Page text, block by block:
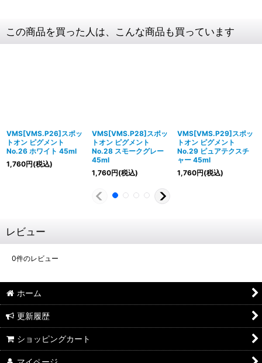
この商品を買った人は、こんな商品も買っています
VMS[VMS.P26]スポッ
トオン ピグメント
No.26 ホワイト 45ml
1,760円(税込)
VMS[VMS.P28]スポッ
トオン ピグメント
No.28 スモークグレー
45ml
1,760円(税込)
VMS[VMS.P29]スポッ
トオン ピグメント
No.29 ピュアテクスチ
ャー 45ml
1,760円(税込)
レビュー
0件のレビュー
ホーム
更新履歴
ショッピングカート